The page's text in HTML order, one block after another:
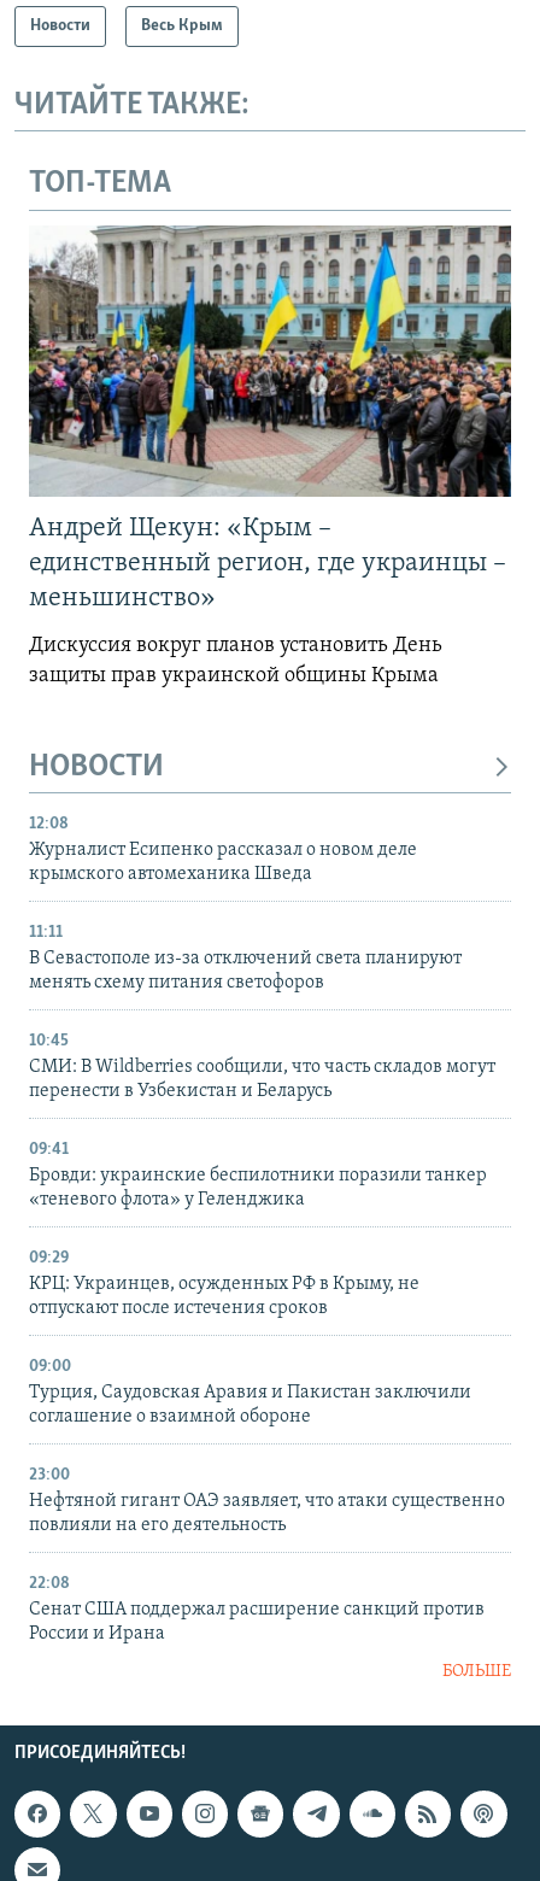
Новости Весь Крым
ЧИТАЙТЕ ТАКЖЕ:
ТОП-ТЕМА
Андрей Щекун: «Крым –
единственный регион, где украинцы –
меньшинство»
Дискуссия вокруг планов установить День
защиты прав украинской общины Крыма
НОВОСТИ
12:08
Журналист Есипенко рассказал о новом деле
крымского автомеханика Шведа
11:11
В Севастополе из-за отключений света планируют
менять схему питания светофоров
10:45
СМИ: В Wildberries сообщили, что часть складов могут
перенести в Узбекистан и Беларусь
09:41
Бровди: украинские беспилотники поразили танкер
«теневого флота» у Геленджика
09:29
КРЦ: Украинцев, осужденных РФ в Крыму, не
отпускают после истечения сроков
09:00
Турция, Саудовская Аравия и Пакистан заключили
соглашение о взаимной обороне
23:00
Нефтяной гигант ОАЭ заявляет, что атаки существенно
повлияли на его деятельность
22:08
Сенат США поддержал расширение санкций против
России и Ирана
БОЛЬШЕ
ПРИСОЕДИНЯЙТЕСЬ!